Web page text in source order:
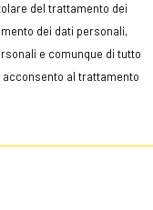
del trattamento dei
dei dati personali,
e comunque di tutto
acconsento al trattamento